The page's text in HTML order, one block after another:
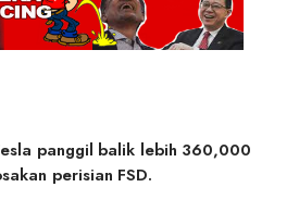
panggil balik lebih 360,000
perisian FSD.